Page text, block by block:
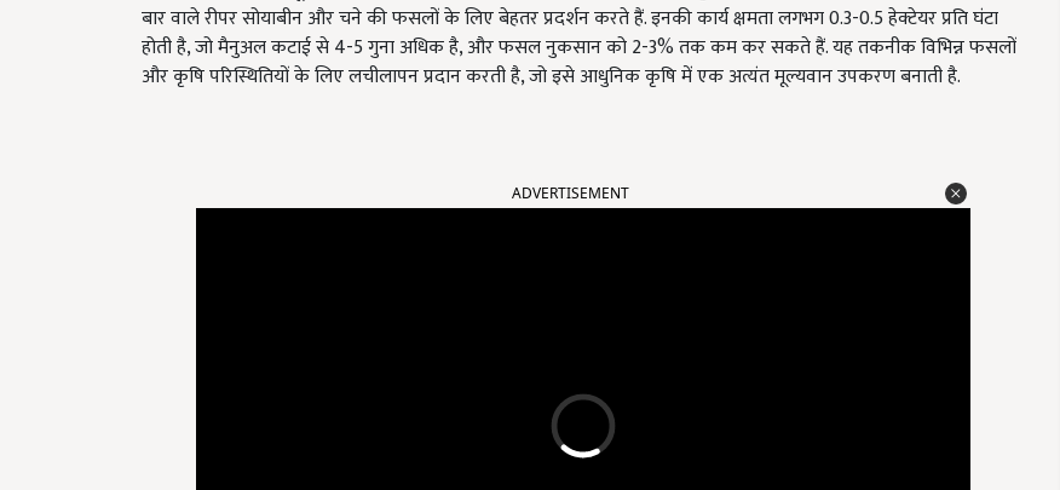
बार वाले रीपर सोयाबीन और चने की फसलों के लिए बेहतर प्रदर्शन करते हैं. इनकी कार्य क्षमता लगभग 0.3-0.5 हेक्टेयर प्रति घंटा
होती है, जो मैनुअल कटाई से 4-5 गुना अधिक है, और फसल नुकसान को 2-3% तक कम कर सकते हैं. यह तकनीक विभिन्न फसलों
और कृषि परिस्थितियों के लिए लचीलापन प्रदान करती है, जो इसे आधुनिक कृषि में एक अत्यंत मूल्यवान उपकरण बनाती है.